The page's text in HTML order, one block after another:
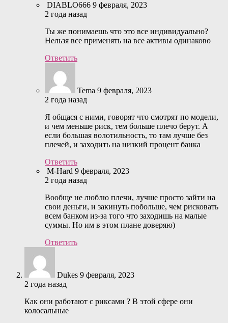
DIABLO666 9 февраля, 2023
2 года назад
Ты же понимаешь что это все индивидуально?
Нельзя все применять на все активы одинаково
Ответить
Tema 9 февраля, 2023
2 года назад
Я общася с ними, говорят что смотрят по модели,
и чем меньше риск, тем больше плечо берут. А
если большая волотильность, то там лучше без
плечей, и заходить на низкий процент банка
Ответить
M-Hard 9 февраля, 2023
2 года назад
Вообще не люблю плечи, лучше просто зайти на
свои деньги, и закинуть побольше, чем рисковать
всем банком из-за того что заходишь на малые
суммы. Но им в этом плане доверяю)
Ответить
Dukes 9 февраля, 2023
2 года назад
Как они работают с риксами ? В этой сфере они
колосальные